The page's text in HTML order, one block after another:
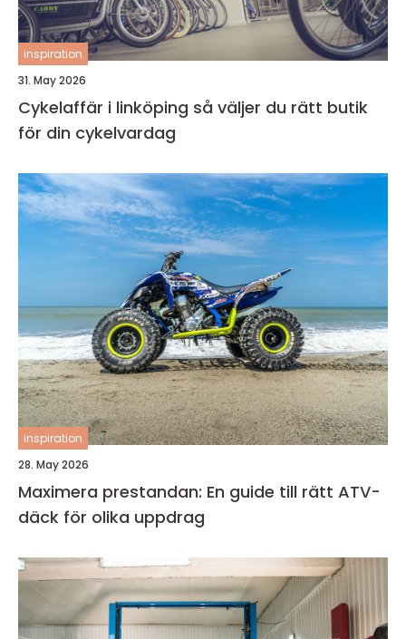
inspiration
31. May 2026
Cykelaffär i linköping så väljer du rätt butik
för din cykelvardag
inspiration
28. May 2026
Maximera prestandan: En guide till rätt ATV-
däck för olika uppdrag